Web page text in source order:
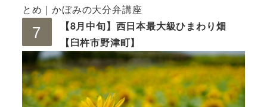
とめ｜かぼみの大分弁講座
【8月中旬】西日本最大級ひまわり畑
【臼杵市野津町】